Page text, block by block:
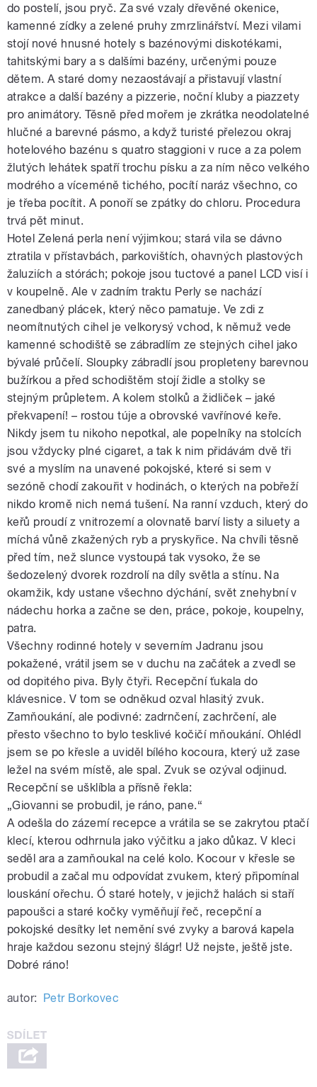
do postelí, jsou pryč. Za své vzaly dřevěné okenice,
kamenné zídky a zelené pruhy zmrzlinářství. Mezi vilami
stojí nové hnusné hotely s bazénovými diskotékami,
tahitskými bary a s dalšími bazény, určenými pouze
dětem. A staré domy nezaostávají a přistavují vlastní
atrakce a další bazény a pizzerie, noční kluby a piazzety
pro animátory. Těsně před mořem je zkrátka neodolatelné
hlučné a barevné pásmo, a když turisté přelezou okraj
hotelového bazénu s quatro staggioni v ruce a za polem
žlutých lehátek spatří trochu písku a za ním něco velkého
modrého a víceméně tichého, pocítí naráz všechno, co
je třeba pocítit. A ponoří se zpátky do chloru. Procedura
trvá pět minut.
Hotel Zelená perla není výjimkou; stará vila se dávno
ztratila v přístavbách, parkovištích, ohavných plastových
žaluziích a stórách; pokoje jsou tuctové a panel LCD visí i
v koupelně. Ale v zadním traktu Perly se nachází
zanedbaný plácek, který něco pamatuje. Ve zdi z
neomítnutých cihel je velkorysý vchod, k němuž vede
kamenné schodiště se zábradlím ze stejných cihel jako
bývalé průčelí. Sloupky zábradlí jsou propleteny barevnou
bužírkou a před schodištěm stojí židle a stolky se
stejným průpletem. A kolem stolků a židliček – jaké
překvapení! – rostou túje a obrovské vavřínové keře.
Nikdy jsem tu nikoho nepotkal, ale popelníky na stolcích
jsou vždycky plné cigaret, a tak k nim přidávám dvě tři
své a myslím na unavené pokojské, které si sem v
sezóně chodí zakouřit v hodinách, o kterých na pobřeží
nikdo kromě nich nemá tušení. Na ranní vzduch, který do
keřů proudí z vnitrozemí a olovnatě barví listy a siluety a
míchá vůně zkažených ryb a pryskyřice. Na chvíli těsně
před tím, než slunce vystoupá tak vysoko, že se
šedozelený dvorek rozdrolí na díly světla a stínu. Na
okamžik, kdy ustane všechno dýchání, svět znehybní v
nádechu horka a začne se den, práce, pokoje, koupelny,
patra.
Všechny rodinné hotely v severním Jadranu jsou
pokažené, vrátil jsem se v duchu na začátek a zvedl se
od dopitého piva. Byly čtyři. Recepční ťukala do
klávesnice. V tom se odněkud ozval hlasitý zvuk.
Zamňoukání, ale podivné: zadrnčení, zachrčení, ale
přesto všechno to bylo tesklivé kočičí mňoukání. Ohlédl
jsem se po křesle a uviděl bílého kocoura, který už zase
ležel na svém místě, ale spal. Zvuk se ozýval odjinud.
Recepční se ušklíbla a přísně řekla:
„Giovanni se probudil, je ráno, pane.“
A odešla do zázemí recepce a vrátila se se zakrytou ptačí
klecí, kterou odhrnula jako výčitku a jako důkaz. V kleci
seděl ara a zamňoukal na celé kolo. Kocour v křesle se
probudil a začal mu odpovídat zvukem, který připomínal
louskání ořechu. Ó staré hotely, v jejichž halách si staří
papoušci a staré kočky vyměňují řeč, recepční a
pokojské desítky let nemění své zvyky a barová kapela
hraje každou sezonu stejný šlágr! Už nejste, ještě jste.
Dobré ráno!
autor: Petr Borkovec